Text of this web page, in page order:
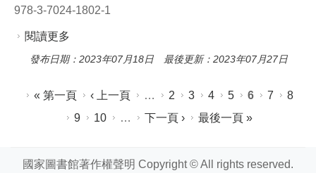
978-3-7024-1802-1
閱讀更多
發布日期：2023年07月18日 最後更新：2023年07月27日
頁面« 第一頁 ‹ 上一頁 … 2 3 4 5 6 7
8
9
10 … 下一頁 › 最後一頁 »
國家圖書館著作權聲明 Copyright © All rights reserved.